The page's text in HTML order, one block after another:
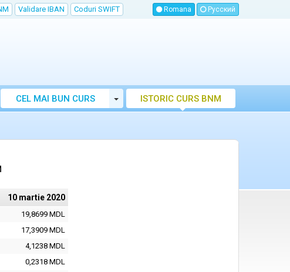
Validare IBAN Coduri SWIFT Romana Русский
CEL MAI BUN CURS
VALUTAR MOLDOVA
Toggle Dropdown
ISTORIC CURS BNM
10 martie 2020
19,8699 MDL
17,3909 MDL
4,1238 MDL
0,2318 MDL